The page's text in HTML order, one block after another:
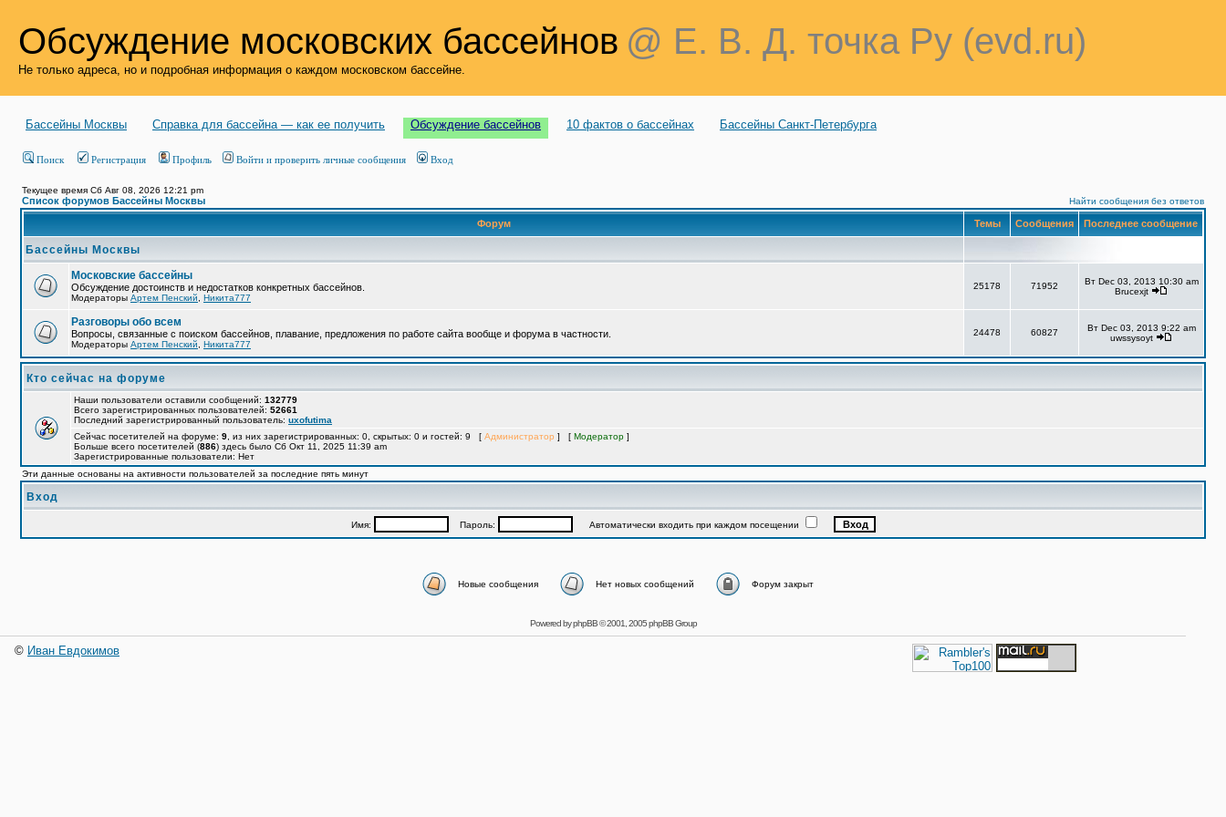
Обсуждение московских бассейнов @ Е. В. Д. точка Ру (evd.ru)
Не только адреса, но и подробная информация о каждом московском бассейне.
Бассейны Москвы Справка для бассейна — как ее получить Обсуждение бассейнов 10 фактов о бассейнах Бассейны Санкт-Петербурга
Поиск Регистрация Профиль Войти и проверить личные сообщения Вход
Текущее время Сб Авг 08, 2026 12:21 pm
Список форумов Бассейны Москвы Найти сообщения без ответов
Форум Темы Сообщения Последнее сообщение
Бассейны Москвы
Московские бассейны
Обсуждение достоинств и недостатков конкретных бассейнов.
Модераторы Артем Пенский Никита777
25178 71952
Вт Dec 03, 2013 10:30 am
Brucexjt
Разговоры обо всем
Вопросы, связанные с поиском бассейнов, плавание, предложения по работе сайта вообще и форума в частности.
Модераторы Артем Пенский Никита777
24478 60827
Вт Dec 03, 2013 9:22 am
uwssysoyt
Кто сейчас на форуме
Наши пользователи оставили сообщений: 132779
Всего зарегистрированных пользователей: 52661
Последний зарегистрированный пользователь: uxofutima
Сейчас посетителей на форуме: 9 , из них зарегистрированных: 0, скрытых: 0 и гостей: 9 [ Администратор ] [ Модератор ]
Больше всего посетителей (886) здесь было Сб Окт 11, 2025 11:39 am
Зарегистрированные пользователи: Нет
Эти данные основаны на активности пользователей за последние пять минут
Вход
Имя: Пароль: Автоматически входить при каждом посещении
Новые сообщения Нет новых сообщений Форум закрыт
Powered byphpBB© 2001, 2005 phpBB Group
© Иван Евдокимов